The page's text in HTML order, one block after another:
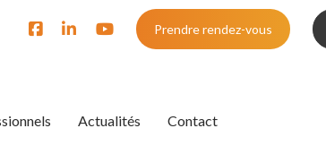
Prendre rendez-vous
Actualités Contact